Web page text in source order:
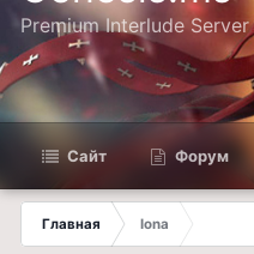
Premium Interlude Server
Сайт Форум
Главная Iona